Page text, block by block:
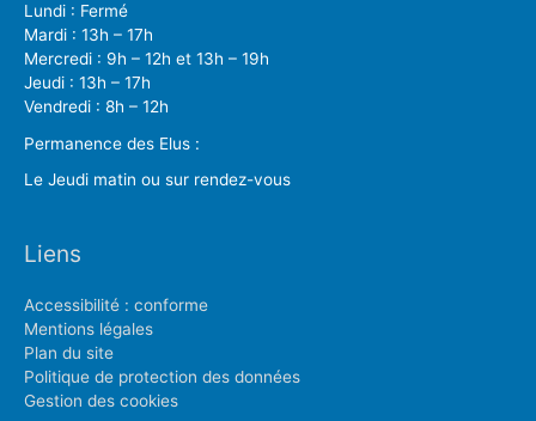
Lundi : Fermé
Mardi : 13h – 17h
Mercredi : 9h – 12h et 13h – 19h
Jeudi : 13h – 17h
Vendredi : 8h – 12h
Permanence des Elus :
Le Jeudi matin ou sur rendez-vous
Liens
Accessibilité : conforme
Mentions légales
Plan du site
Politique de protection des données
Gestion des cookies